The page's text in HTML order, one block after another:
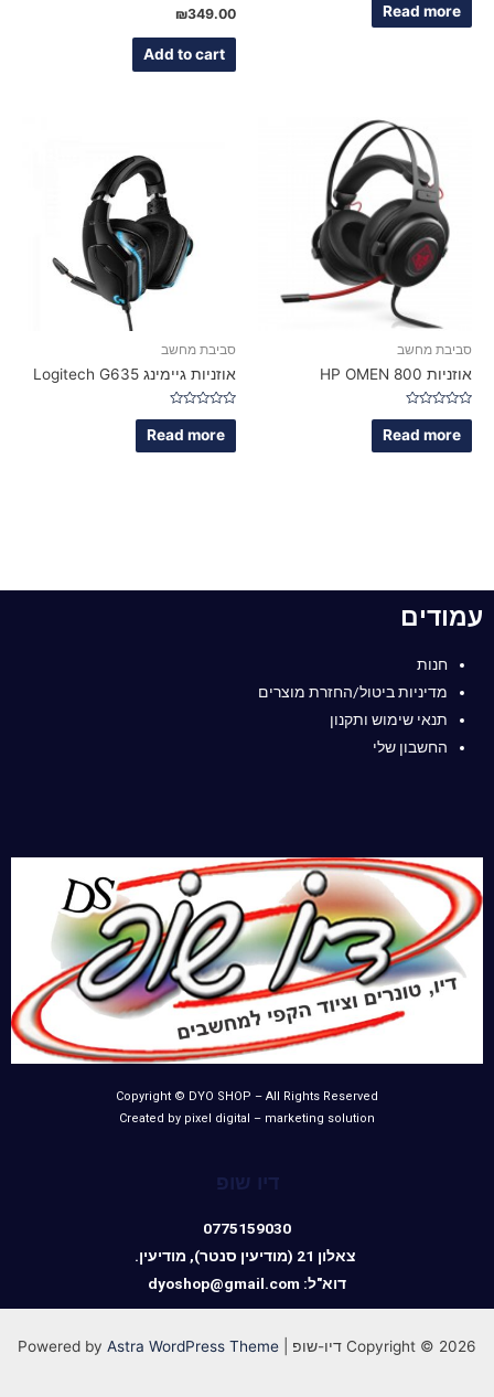
out
of
Read more
Rated
0
out
₪349.00
Add to cart
סביבת מחשב
אוזניות HP OMEN 800
Rated
out
of
Read more
סביבת מחשב
אוזניות גיימינג Logitech G635
Rated
out
of
Read more
עמודים
חנות
מדיניות ביטול/החזרת מוצרים
תנאי שימוש ותקנון
החשבון שלי
Copyright © DYO SHOP – All Rights Reserved
Created by pixel digital – marketing solution
דיו שופ
0775159030
צאלון 21 (מודיעין סנטר), מודיעין.
דוא"ל: dyoshop@gmail.com
Copyright © 2026 דיו-שופ | Powered by Astra WordPress Theme